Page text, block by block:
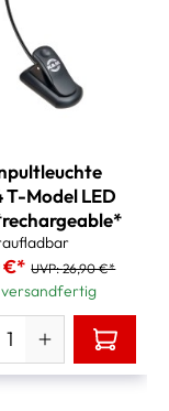
T-Model LED
€* UVP:26,90 €*